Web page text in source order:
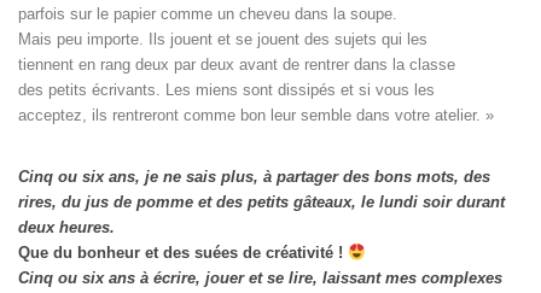
parfois sur le papier comme un cheveu dans la soupe.
Mais peu importe. Ils jouent et se jouent des sujets qui les
tiennent en rang deux par deux avant de rentrer dans la classe
des petits écrivants. Les miens sont dissipés et si vous les
acceptez, ils rentreront comme bon leur semble dans votre atelier. »
Cinq ou six ans, je ne sais plus, à partager des bons mots, des
rires, du jus de pomme et des petits gâteaux, le lundi soir durant
deux heures.
Que du bonheur et des suées de créativité !
Cinq ou six ans à écrire, jouer et se lire, laissant mes complexes